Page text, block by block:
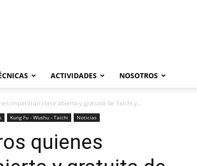
ACTIVIDADES NOSOTROS
impartirán clase abierta y gratuita de Taichi y...
Kung Fu - Wushu - Taichi Noticias
quienes